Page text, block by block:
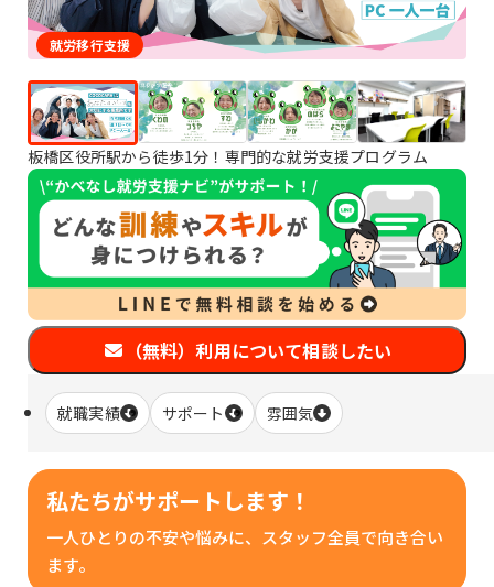
就労移行支援
板橋区役所駅から徒歩1分！専門的な就労支援プログラム
（無料）利用について相談したい
就職実績 サポート 雰囲気
私たちがサポートします！
一人ひとりの不安や悩みに、スタッフ全員で向き合い
ます。